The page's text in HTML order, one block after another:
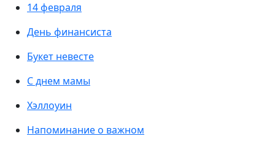
14 февраля
День финансиста
Букет невесте
С днем мамы
Хэллоуин
Напоминание о важном